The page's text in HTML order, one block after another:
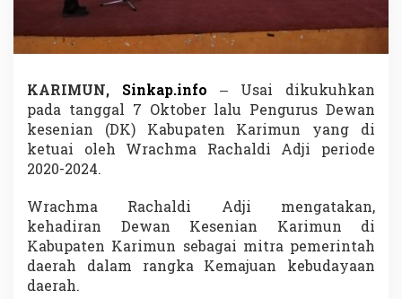
i
a
M
e
n
g
a
a
t
B
KARIMUN, Sinkap.info – Usai dikukuhkan
pada tanggal 7 Oktober lalu Pengurus Dewan
kesenian (DK) Kabupaten Karimun yang di
ketuai oleh Wrachma Rachaldi Adji periode
2020-2024.
Wrachma Rachaldi Adji mengatakan,
kehadiran Dewan Kesenian Karimun di
Kabupaten Karimun sebagai mitra pemerintah
daerah dalam rangka Kemajuan kebudayaan
daerah.